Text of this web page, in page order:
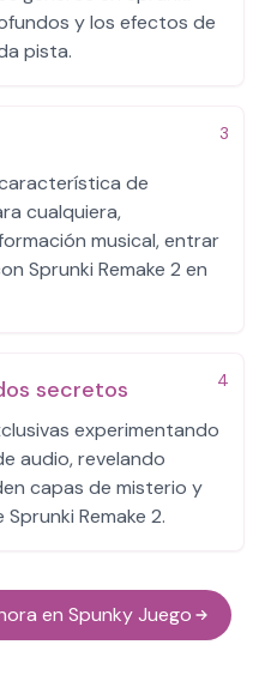
y los efectos de
pista.
3
de
cualquiera,
musical, entrar
Sprunki Remake 2 en
4
secretos
experimentando
audio, revelando
capas de misterio y
Remake 2.
en Spunky Juego